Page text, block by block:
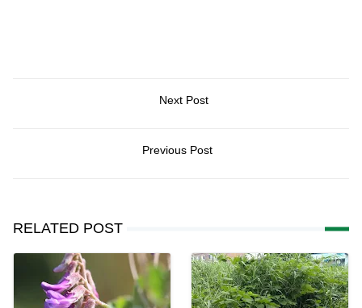
Next Post
Previous Post
RELATED POST